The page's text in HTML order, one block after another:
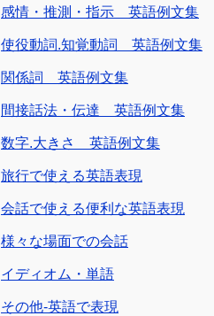
感情・推測・指示 英語例文集
使役動詞.知覚動詞 英語例文集
関係詞 英語例文集
間接話法・伝達 英語例文集
数字.大きさ 英語例文集
旅行で使える英語表現
会話で使える便利な英語表現
様々な場面での会話
イディオム・単語
その他-英語で表現